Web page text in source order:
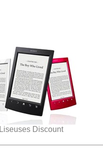
Liseuses Discount